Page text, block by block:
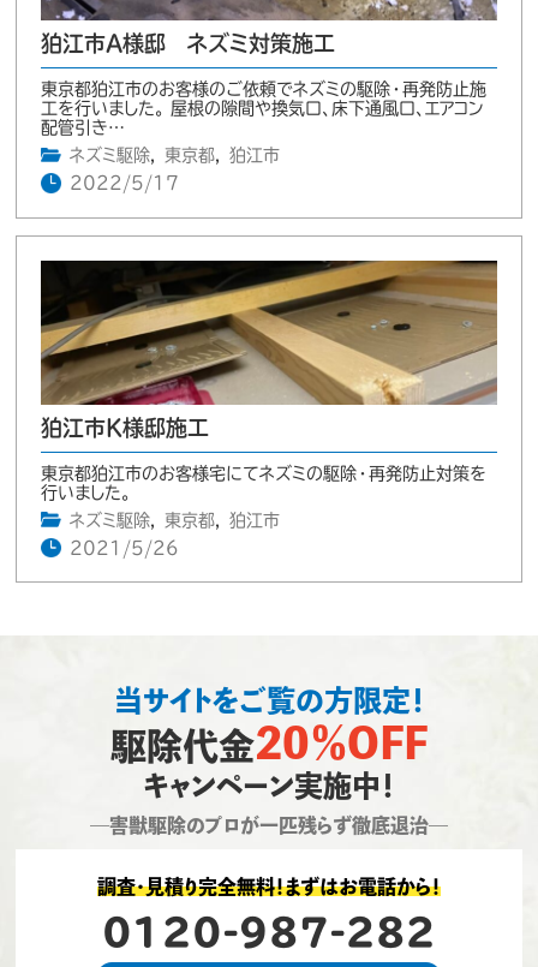
狛江市A様邸 ネズミ対策施工
東京都狛江市のお客様のご依頼でネズミの駆除・再発防止施
工を行いました。 屋根の隙間や換気口、床下通風口、エアコン
配管引き…
ネズミ駆除
東京都
狛江市
2022/5/17
狛江市K様邸施工
東京都狛江市のお客様宅にてネズミの駆除・再発防止対策を
行いました。
ネズミ駆除
東京都
狛江市
2021/5/26
当サイトをご覧の方限定！
駆除代金20％OFF
キャンペーン実施中！
―害獣駆除のプロが一匹残らず徹底退治―
調査・見積り完全無料！まずはお電話から！
0120-987-282